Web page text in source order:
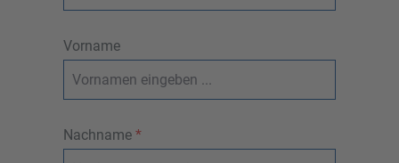
Vorname
Nachname *